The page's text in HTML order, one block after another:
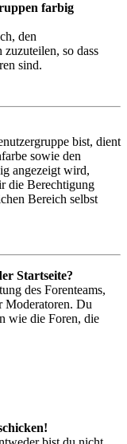
farbig
den
zuzuteilen, so dass
sind.
bist, dient
sowie den
angezeigt wird,
die Berechtigung
Bereich selbst
Startseite?
des Forenteams,
Moderatoren. Du
wie die Foren, die